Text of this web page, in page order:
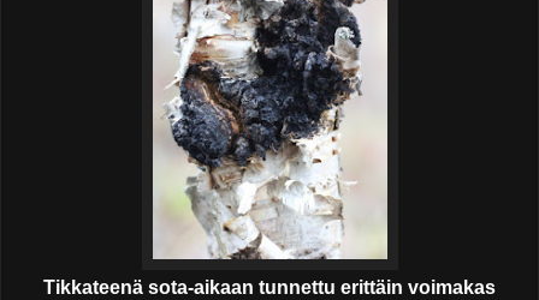
Tikkateenä sota-aikaan tunnettu erittäin voimakas